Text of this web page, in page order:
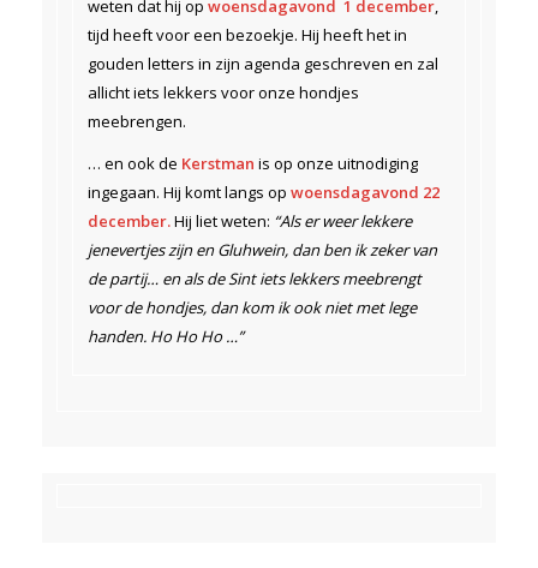
weten dat hij op woensdagavond 1 december,
tijd heeft voor een bezoekje. Hij heeft het in
gouden letters in zijn agenda geschreven en zal
allicht iets lekkers voor onze hondjes
meebrengen.
… en ook de Kerstman is op onze uitnodiging
ingegaan. Hij komt langs op woensdagavond 22
december.Hij liet weten: “Als er weer lekkere
jenevertjes zijn en Gluhwein, dan ben ik zeker van
de partij… en als de Sint iets lekkers meebrengt
voor de hondjes, dan kom ik ook niet met lege
handen. Ho Ho Ho …”